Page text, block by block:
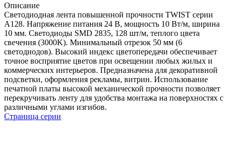
Описание
Светодиодная лента повышенной прочности TWIST серии
A128. Напряжение питания 24 В, мощность 10 Вт/м, ширина
10 мм. Светодиоды SMD 2835, 128 шт/м, теплого цвета
свечения (3000K). Минимальный отрезок 50 мм (6
светодиодов). Высокий индекс цветопередачи обеспечивает
точное восприятие цветов при освещении любых жилых и
коммерческих интерьеров. Предназначена для декоративной
подсветки, оформления рекламы, витрин. Использование
печатной платы высокой механической прочности позволяет
перекручивать ленту для удобства монтажа на поверхностях с
различными углами изгибов.
Страница серии